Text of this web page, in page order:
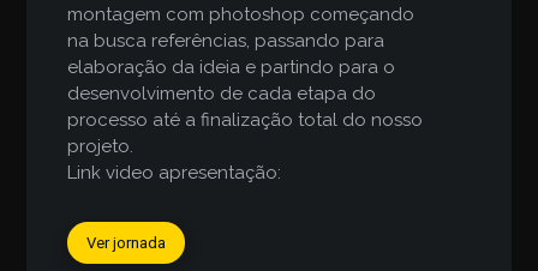
montagem com photoshop começando
na busca referências, passando para
elaboração da ideia e partindo para o
desenvolvimento de cada etapa do
processo até a finalização total do nosso
projeto.
Link video apresentação:
Ver jornada